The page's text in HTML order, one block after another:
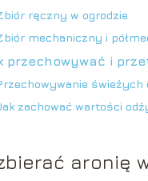
ręczny w ogrodzie
mechaniczny i
przechowywać i
świeżych
zachować wartości
aronię